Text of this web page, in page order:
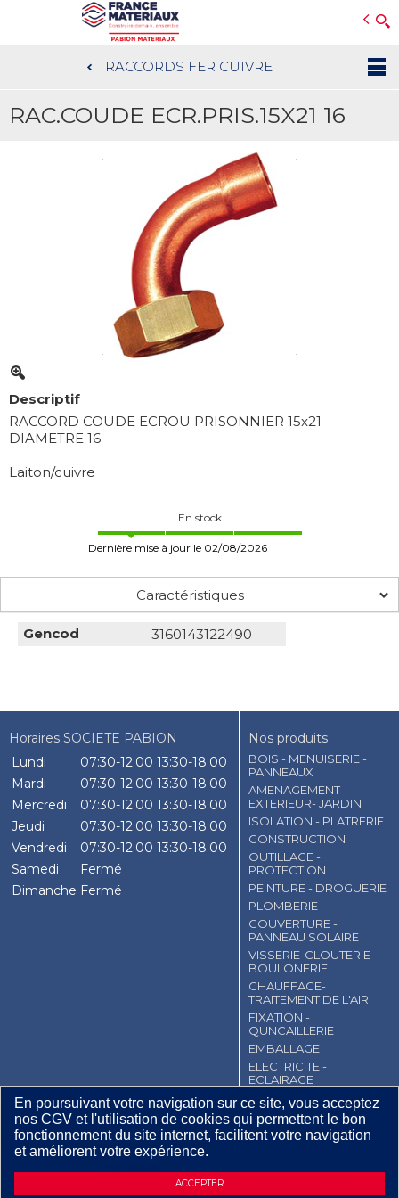
ACCEPTER
En poursuivant votre navigation sur ce site, vous acceptez
nos CGV et l'utilisation de cookies qui permettent le bon
fonctionnement du site internet, facilitent votre navigation
et améliorent votre expérience.
au
contenu
RACCORDS FER CUIVRE
RAC.COUDE ECR.PRIS.15X21 16
Descriptif
RACCORD COUDE ECROU PRISONNIER 15x21
DIAMETRE 16
Laiton/cuivre
En stock
Dernière mise à jour le 02/08/2026
3,79€TTC
Caractéristiques
Gencod 3160143122490
Horaires SOCIETE PABION
Lundi
07:30-12:00 13:30-18:00
Mardi
07:30-12:00 13:30-18:00
Mercredi
07:30-12:00 13:30-18:00
Jeudi
07:30-12:00 13:30-18:00
Vendredi
07:30-12:00 13:30-18:00
Samedi
Fermé
Dimanche Fermé
Nos produits
BOIS - MENUISERIE -
PANNEAUX
AMENAGEMENT
EXTERIEUR- JARDIN
ISOLATION - PLATRERIE
CONSTRUCTION
OUTILLAGE -
PROTECTION
PEINTURE - DROGUERIE
PLOMBERIE
COUVERTURE -
PANNEAU SOLAIRE
VISSERIE-CLOUTERIE-
BOULONERIE
CHAUFFAGE-
TRAITEMENT DE L'AIR
FIXATION -
QUNCAILLERIE
EMBALLAGE
ELECTRICITE -
ECLAIRAGE
CGV Contact
Mentions légales
Plan du site